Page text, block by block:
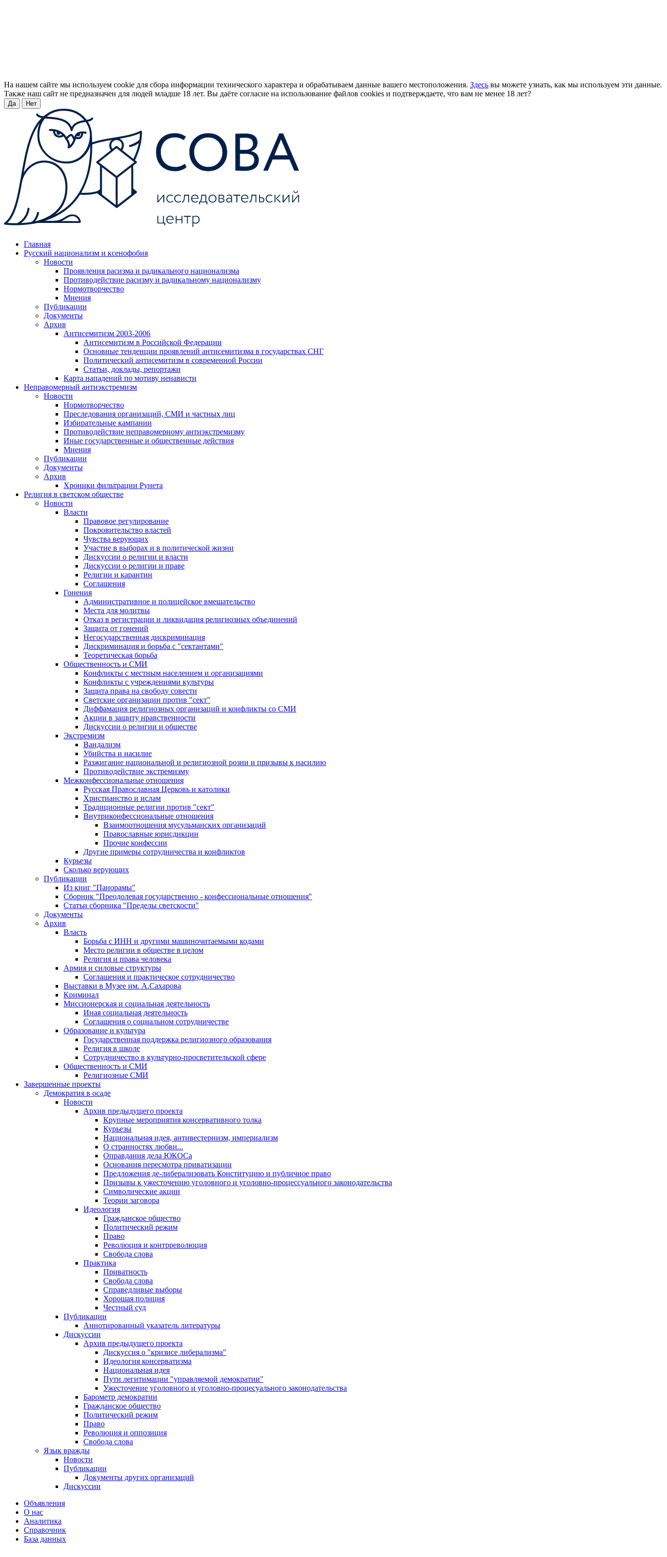
На нашем сайте мы используем cookie для сбора информации технического характера и обрабатываем данные вашего местоположения. Здесь вы можете узнать, как мы используем эти данные.
Также наш сайт не предназначен для людей младше 18 лет. Вы даёте согласие на использование файлов cookies и подтверждаете, что вам не менее 18 лет?
Да Нет
Главная
Русский национализм и ксенофобия
Новости
Проявления расизма и радикального национализма
Противодействие расизму и радикальному национализму
Нормотворчество
Мнения
Публикации
Документы
Архив
Антисемитизм 2003-2006
Антисемитизм в Российской Федерации
Основные тенденции проявлений антисемитизма в государствах СНГ
Политический антисемитизм в современной России
Статьи, доклады, репортажи
Карта нападений по мотиву ненависти
Неправомерный антиэкстремизм
Новости
Нормотворчество
Преследования организаций, СМИ и частных лиц
Избирательные кампании
Противодействие неправомерному антиэкстремизму
Иные государственные и общественные действия
Мнения
Публикации
Документы
Архив
Хроники фильтрации Рунета
Религия в светском обществе
Новости
Власти
Правовое регулирование
Покровительство властей
Чувства верующих
Участие в выборах и в политической жизни
Дискуссии о религии и власти
Дискуссии о религии и праве
Религии и карантин
Соглашения
Гонения
Административное и полицейское вмешательство
Места для молитвы
Отказ в регистрации и ликвидация религиозных объединений
Защита от гонений
Негосударственная дискриминация
Дискриминация и борьба с "сектантами"
Теоретическая борьба
Общественность и СМИ
Конфликты с местным населением и организациями
Конфликты с учреждениями культуры
Защита права на свободу совести
Светские организации против "сект"
Диффамация религиозных организаций и конфликты со СМИ
Акции в защиту нравственности
Дискуссии о религии и обществе
Экстремизм
Вандализм
Убийства и насилие
Разжигание национальной и религиозной розни и призывы к насилию
Противодействие экстремизму
Межконфессиональные отношения
Русская Православная Церковь и католики
Христианство и ислам
Традиционные религии против "сект"
Внутриконфессиональные отношения
Взаимоотношения мусульманских организаций
Православные юрисдикции
Прочие конфессии
Другие примеры сотрудничества и конфликтов
Курьезы
Сколько верующих
Публикации
Из книг "Панорамы"
Сборник "Преодолевая государственно - конфессиональные отношения"
Статьи сборника "Пределы светскости"
Документы
Архив
Власть
Борьба с ИНН и другими машиночитаемыми кодами
Место религии в обществе в целом
Религия и права человека
Армия и силовые структуры
Соглашения и практическое сотрудничество
Выставки в Музее им. А.Сахарова
Криминал
Миссионерская и социальная деятельность
Иная социальная деятельность
Соглашения о социальном сотрудничестве
Образование и культура
Государственная поддержка религиозного образования
Религия в школе
Сотрудничество в культурно-просветительской сфере
Общественность и СМИ
Религиозные СМИ
Завершенные проекты
Демократия в осаде
Новости
Архив предыдущего проекта
Крупные мероприятия консервативного толка
Курьезы
Национальная идея, антивестернизм, империализм
О странностях любви...
Оправдания дела ЮКОСа
Основания пересмотра приватизации
Предложения де-либерализовать Конституцию и публичное право
Призывы к ужесточению уголовного и уголовно-процессуального законодательства
Символические акции
Теории заговора
Идеология
Гражданское общество
Политический режим
Право
Революция и контрреволюция
Свобода слова
Практика
Приватность
Свобода слова
Справедливые выборы
Хорошая полиция
Честный суд
Публикации
Аннотированный указатель литературы
Дискуссии
Архив предыдущего проекта
Дискуссия о "кризисе либерализма"
Идеология консерватизма
Национальная идея
Пути легитимации "управляемой демократии"
Ужесточение уголовного и уголовно-процесуального законодательства
Барометр демократии
Гражданское общество
Политический режим
Право
Революция и оппозиция
Свобода слова
Язык вражды
Новости
Публикации
Документы других организаций
Дискуссии
Объявления
О нас
Аналитика
Справочник
База данных